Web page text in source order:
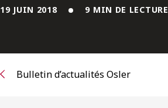
S’abonner
19 JUIN 2018 9 MIN DE LECTURE
Bulletin d’actualités Osler